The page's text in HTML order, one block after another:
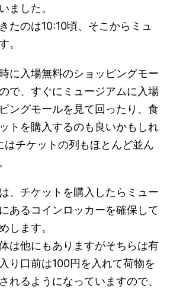
ました。
たのは10:10頃、そこからミュ
。
に入場無料のショッピングモー
で、すぐにミュージアムに入場
ングモールを見て回ったり、食
トを購入するのも良いかもしれ
はチケットの列もほとんど並ん
、チケットを購入したらミュー
あるコインロッカーを確保して
します。
は他にもありますがそちらは有
り口前は100円を入れて荷物を
れるようになっていますので、